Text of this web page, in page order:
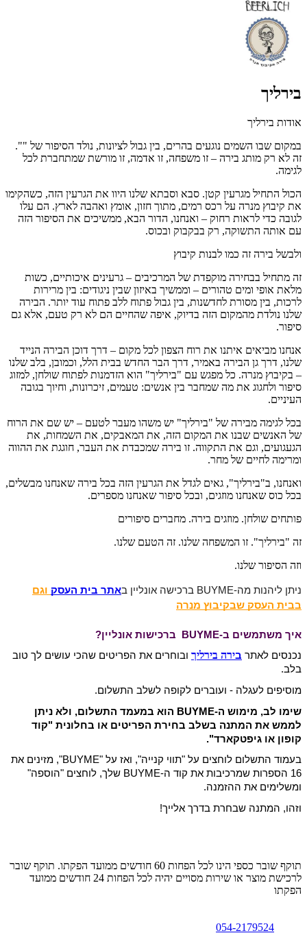
בירליך
אודות בירליך
במקום שבו השמים נוגעים בהרים, בין גבול לציונות, נולד הסיפור של "".
זה לא רק מותג בירה – זו משפחה, זו אדמה, זו מורשת שמתחברת לכל
לגימה.
הכול התחיל מגרעין קטן. סבא וסבתא שלנו היוו את הגרעין הזה, כשהקימו
את קיבוץ מנרה על רכס רמים, מתוך חזון, אומץ ואהבה לארץ. הם עלו
לגובה כדי לראות רחוק – ואנחנו, הדור הבא, ממשיכים את הסיפור הזה
עם אותה התשוקה, רק בבקבוק ובכוס.
ולבשל בירה זה כמו לבנות קיבוץ
זה מתחיל בבחירה מוקפדת של המרכיבים – גרעינים איכותיים, כשות
מלאת אופי ומים טהורים – וממשיך באיזון שבין ניגודים: בין מרירות
לרכות, בין מסורת לחדשנות, בין גבול פתוח ללב פתוח עוד יותר. הבירה
שלנו נולדת מהמקום הזה בדיוק, איפה שהחיים הם לא רק טעם, אלא גם
סיפור.
אנחנו מביאים איתנו את רוח הצפון לכל מקום – דרך דוכן הבירה הנייד
שלנו, דרך גן הבירה באמיר, דרך הבר החדש בבית הלל, וכמובן, בלב שלנו
– בקיבוץ מנרה. כל מפגש עם "בירליך" הוא הזדמנות לפתוח שולחן, למזוג
סיפור ולחגוג את מה שמחבר בין אנשים: טעמים, זיכרונות, וחיוך בגובה
העיניים.
בכל לגימה מבירה של "בירליך" יש משהו מעבר לטעם – יש שם את הרוח
של האנשים שבנו את המקום הזה, את המאבקים, את השמחות, את
הגעגועים, וגם את התקווה. זו בירה שמכבדת את העבר, חוגגת את ההווה
ומרימה לחיים של מחר.
ואנחנו, ב"בירליך", גאים לגדל את הגרעין הזה בכל בירה שאנחנו מבשלים,
בכל כוס שאנחנו מוזגים, ובכל סיפור שאנחנו מספרים.
פותחים שולחן. מוזגים בירה. מחברים סיפורים
זה "בירליך". זו המשפחה שלנו. זה הטעם שלנו.
וזה הסיפור שלנו.
ניתן ליהנות מה-BUYME ברכישה אונליין ב אתר בית העסק וגם
בבית העסק שבקיבוץ מנרה
איך משתמשים ב-BUYME ברכישות אונליין?
נכנסים לאתר בירה בירליך ובוחרים את הפריטים שהכי עושים לך טוב
בלב.
מוסיפים לעגלה - ועוברים לקופה לשלב התשלום.
שימו לב, מימוש ה-BUYME הוא במעמד התשלום, ולא ניתן
לממש את המתנה בשלב בחירת הפריטים או בחלונית "קוד
קופון או גיפטקארד".
בעמוד התשלום לוחצים על "תווי קנייה", ואז על "BUYME", מזינים את
16 הספרות שמרכיבות את קוד ה-BUYME שלך, לוחצים "הוספה"
ומשלימים את ההזמנה.
וזהו, המתנה שבחרת בדרך אלייך!
תוקף שובר כספי הינו לכל הפחות 60 חודשים ממועד הפקתו. תוקף שובר
לרכישת מוצר או שירות מסויים יהיה לכל הפחות 24 חודשים ממועד
הפקתו
054-2179524